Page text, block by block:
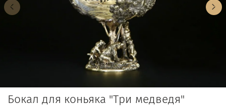
Бокал для коньяка "Три медведя"